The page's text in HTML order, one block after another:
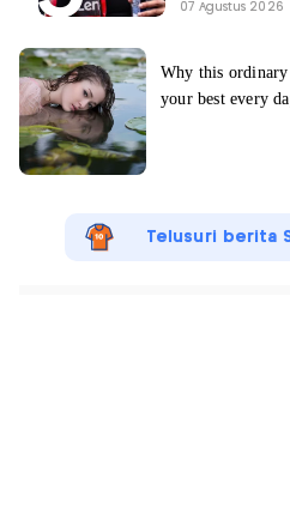
07 Agustus 2026
Telusuri berita